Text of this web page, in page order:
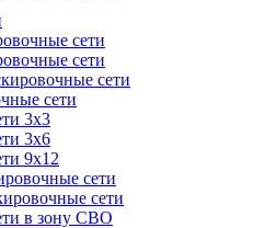
сети
сети
сети
сети
3х3
3х6
9х12
сети
сети
в зону СВО